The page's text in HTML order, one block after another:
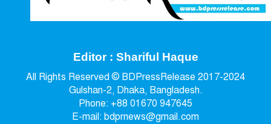
Editor : Shariful Haque
All Rights Reserved © BDPressRelease 2017-2024
Gulshan-2, Dhaka, Bangladesh.
Phone: +88 01670 947645
E-mail: bdprnews@gmail.com